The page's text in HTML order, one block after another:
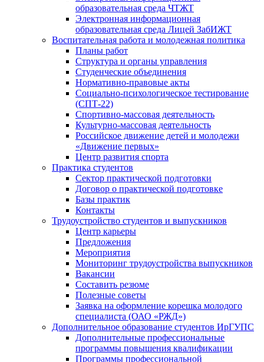
образовательная среда ЧТЖТ
Электронная информационная
образовательная среда Лицей ЗабИЖТ
Воспитательная работа и молодежная политика
Планы работ
Структура и органы управления
Студенческие объединения
Нормативно-правовые акты
Социально-психологическое тестирование
(СПТ-22)
Спортивно-массовая деятельность
Культурно-массовая деятельность
Российское движение детей и молодежи
«Движение первых»
Центр развития спорта
Практика студентов
Сектор практической подготовки
Договор о практической подготовке
Базы практик
Контакты
Трудоустройство студентов и выпускников
Центр карьеры
Предложения
Мероприятия
Мониторинг трудоустройства выпускников
Вакансии
Составить резюме
Полезные советы
Заявка на оформление корешка молодого
специалиста (ОАО «РЖД»)
Дополнительное образование студентов ИрГУПС
Дополнительные профессиональные
программы повышения квалификации
Программы профессиональной